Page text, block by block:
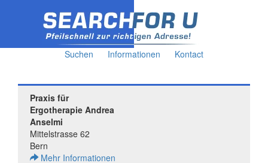
Suchen Informationen Kontact
Praxis für
Ergotherapie Andrea
Anselmi
Mittelstrasse 62
Bern
Mehr Informationen